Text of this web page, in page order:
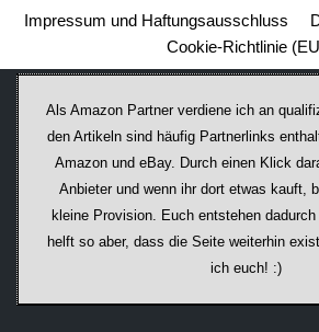
Impressum und Haftungsausschluss
Cookie-Richtlinie
Als Amazon Partner verdiene ich an
den Artikeln sind häufig Partnerlinks
Amazon und eBay. Durch einen Klick
Anbieter und wenn ihr dort etwas kauft,
kleine Provision. Euch entstehen
helft so aber, dass die Seite weiterhin
ich euch! :)